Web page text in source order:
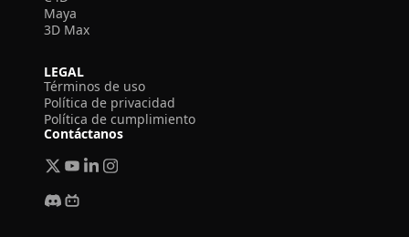
Maya
3D Max
LEGAL
Términos de uso
Política de privacidad
Política de cumplimiento
Contáctanos